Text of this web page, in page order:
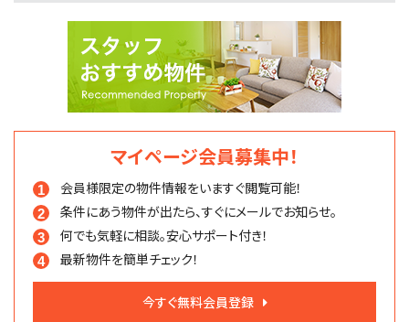
マイページ会員募集中！
会員様限定の物件情報をいますぐ閲覧可能！
条件にあう物件が出たら、すぐにメールでお知らせ。
何でも気軽に相談。安心サポート付き！
最新物件を簡単チェック！
今すぐ無料会員登録